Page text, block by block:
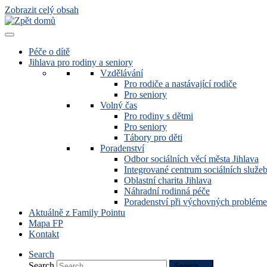
Zobrazit celý obsah
Péče o dítě
Jihlava pro rodiny a seniory
Vzdělávání
Pro rodiče a nastávající rodiče
Pro seniory
Volný čas
Pro rodiny s dětmi
Pro seniory
Tábory pro děti
Poradenství
Odbor sociálních věcí města Jihlava
Integrované centrum sociálních
Oblastní charita Jihlava
Náhradní rodinná péče
Poradenství při výchovných
Aktuálně z Family Pointu
Mapa FP
Kontakt
Search